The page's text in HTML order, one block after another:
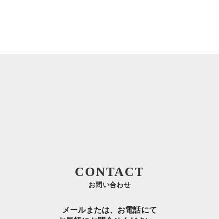
CONTACT
お問い合わせ
メールまたは、お電話にて